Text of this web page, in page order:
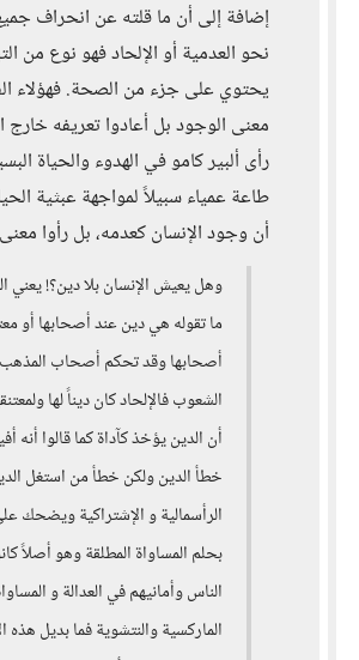
إضافة إلى أن ما قلته عن انحراف
نحو العدمية أو الإلحاد فهو نوع من
يحتوي على جزء من الصحة. فهؤلاء
معنى الوجود بل أعادوا تعريفه خارج
رأى ألبير كامو في الهدوء والحياة
طاعة عمياء سبيلاً لمواجهة عبثية
أن وجود الإنسان كعدمه، بل رأوا
وهل يعيش الإنسان بلا دين؟! يعني
ما تقوله هي دين عند أصحابها أو
أصحابها وقد تحكم أصحاب
الشعوب فالإلحاد كان ديناً لها
أن الدين يؤخذ كآداة كما قالوا
خطأ الدين ولكن خطأ من استغل
الرأسمالية و الإشتراكية ويضحك
بحلم المساواة المطلقة وهو أصلاً
الناس وأمانيهم في العدالة و
الماركسية والنتشوية فما بديل هذه